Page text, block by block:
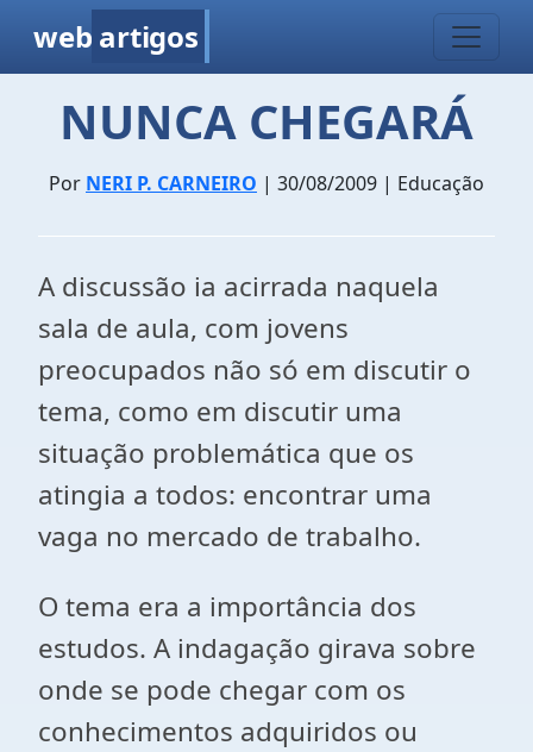
web artigos
NUNCA CHEGARÁ
Por NERI P. CARNEIRO | 30/08/2009 | Educação
A discussão ia acirrada naquela
sala de aula, com jovens
preocupados não só em discutir o
tema, como em discutir uma
situação problemática que os
atingia a todos: encontrar uma
vaga no mercado de trabalho.
O tema era a importância dos
estudos. A indagação girava sobre
onde se pode chegar com os
conhecimentos adquiridos ou